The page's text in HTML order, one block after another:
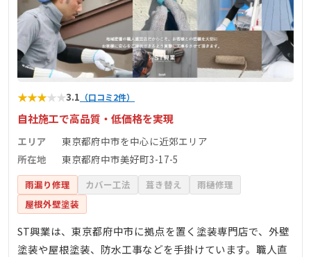
★★★★★3.1 （口コミ2件）
自社施工で高品質・低価格を実現
エリア
東京都府中市を中心に近郊エリア
所在地
東京都府中市美好町3-17-5
雨漏り修理 カバー工法 葺き替え
雨樋修理
屋根外壁塗装
ST興業は、東京都府中市に拠点を置く塗装専門店で、外壁
塗装や屋根塗装、防水工事などを手掛けています。職人直